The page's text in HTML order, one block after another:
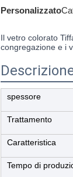
Personalizzato
Il vetro colorato
congregazione e i
spessore
Trattamento
Caratteristica
Tempo di